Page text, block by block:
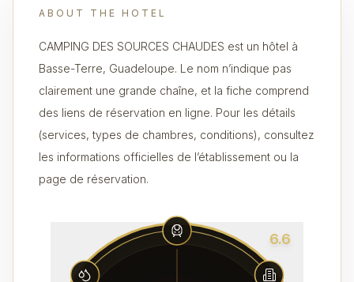
ABOUT THE HOTEL
CAMPING DES SOURCES CHAUDES est un hôtel à
Basse-Terre, Guadeloupe. Le nom n’indique pas
clairement une grande chaîne, et la fiche comprend
des liens de réservation en ligne. Pour les détails
(services, types de chambres, conditions), consultez
les informations officielles de l’établissement ou la
page de réservation.
6.6